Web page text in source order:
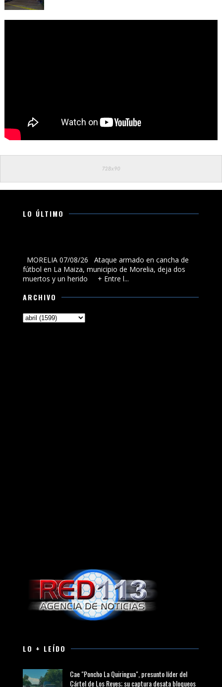
LO ÚLTIMO
MORELIA 07/08/26 Ataque armado en cancha de
fútbol en La Maiza, municipio de Morelia, deja dos
muertos y un herido + Entre l...
ARCHIVO
LO + LEÍDO
Cae "Poncho La Quiringua", presunto líder del
Cártel de Los Reyes; su captura desata bloqueos